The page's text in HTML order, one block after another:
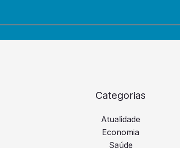
Categorias
Atualidade
Economia
Saúde